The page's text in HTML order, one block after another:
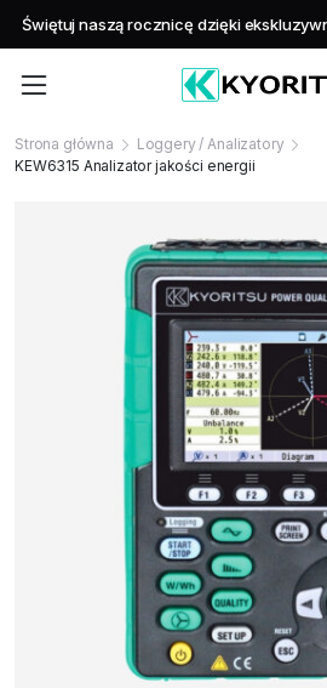
Świętuj naszą rocznicę dzięki
Strona główna
Loggery / Analizatory
KEW6315 Analizator jakości energii